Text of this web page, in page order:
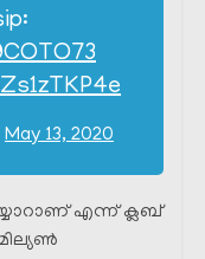
May 13, 2020
എന്ന് ക്ലബ്‌